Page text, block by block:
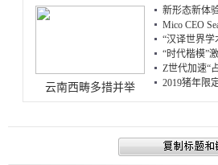
云南西畴多措并举
新形态新体
Mico CEO
“汉译世界学
“时代楷模”
Z世代加速“
2019猪年限